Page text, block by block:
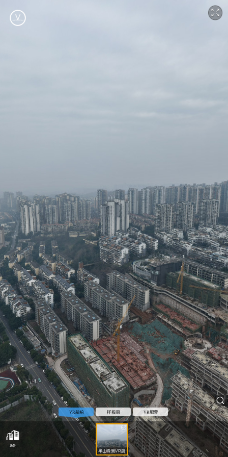
场景
半山峰景VR航
VR航拍 样板间 VR配套